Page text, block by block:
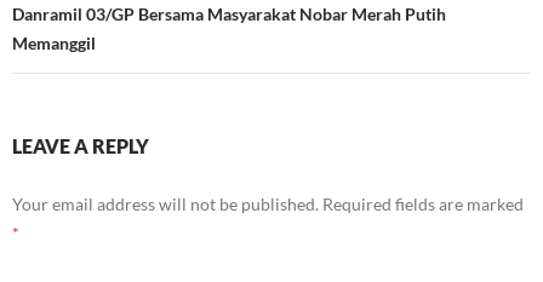
Danramil 03/GP Bersama Masyarakat Nobar Merah Putih
Memanggil
LEAVE A REPLY
Your email address will not be published. Required fields are marked
*